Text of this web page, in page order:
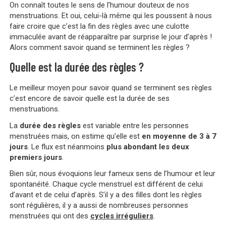
On connaît toutes le sens de l’humour douteux de nos
menstruations. Et oui, celui-là même qui les poussent à nous
faire croire que c’est la fin des règles avec une culotte
immaculée avant de réapparaître par surprise le jour d’après !
Alors comment savoir quand se terminent les règles ?
Quelle est la durée des règles ?
Le meilleur moyen pour savoir quand se terminent ses règles
c’est encore de savoir quelle est la durée de ses
menstruations.
La durée des règlesest variable entre les personnes
menstruées mais, on estime qu’elle est en moyenne de 3 à 7
jours. Le flux est néanmoins plus abondant les deux
premiers jours.
Bien sûr, nous évoquions leur fameux sens de l’humour et leur
spontanéité. Chaque cycle menstruel est différent de celui
d’avant et de celui d’après. S’il y a des filles dont les règles
sont régulières, il y a aussi de nombreuses personnes
menstruées qui ont des cycles irréguliers.